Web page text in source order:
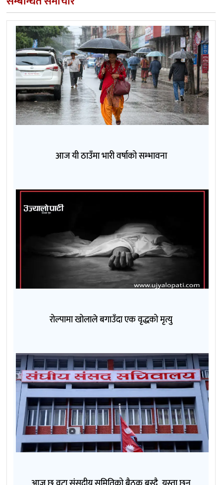
आज यी ठाउँमा भारी वर्षाको सम्भावना
रोल्पामा खोलाले बगाउँदा एक वृद्धको मृत्यु